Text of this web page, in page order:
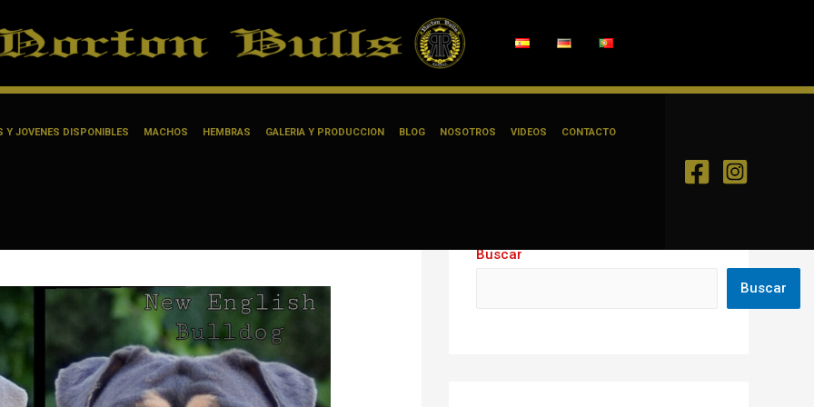
Y JOVENES DISPONIBLES MACHOS HEMBRAS GALERIA Y PRODUCCION BLOG NOSOTROS VIDEOS CONTACTO
Buscar
Buscar